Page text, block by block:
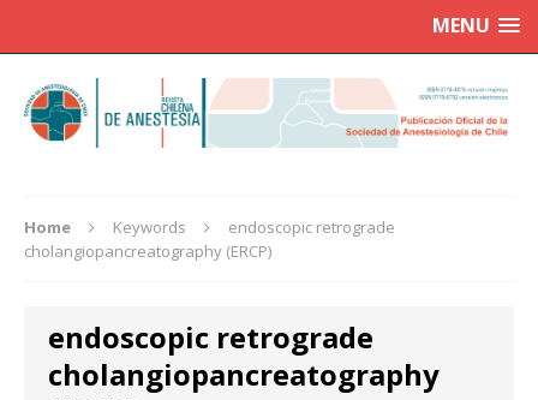
MENU
Home Keywords
endoscopic retrograde
cholangiopancreatography (ERCP)
endoscopic retrograde
cholangiopancreatography